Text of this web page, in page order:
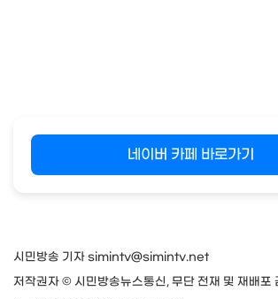
네이버 카페 바로가기
시민방송 기자 simintv@simintv.net
저작권자 © 시민방송뉴스통신, 무단 전재 및 재배포